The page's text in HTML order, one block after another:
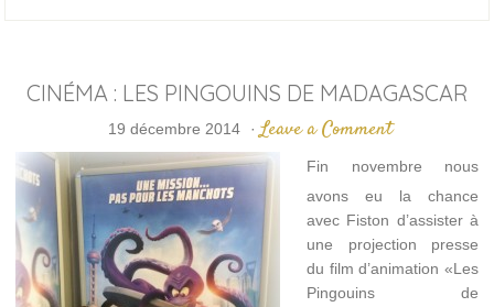
CINÉMA : LES PINGOUINS DE MADAGASCAR
19 décembre 2014 · Leave a Comment
Fin novembre nous
avons eu la chance
avec Fiston d’assister à
une projection presse
du film d’animation «Les
Pingouins de